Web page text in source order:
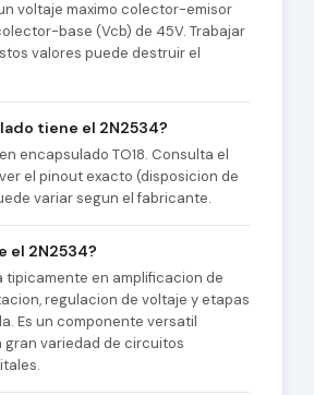
voltaje maximo colector-emisor
base (Vcb) de 45V. Trabajar
valores puede destruir el
tiene el 2N2534?
encapsulado TO18. Consulta el
el pinout exacto (disposicion de
variar segun el fabricante.
el 2N2534?
tipicamente en amplificacion de
regulacion de voltaje y etapas
Es un componente versatil
gran variedad de circuitos